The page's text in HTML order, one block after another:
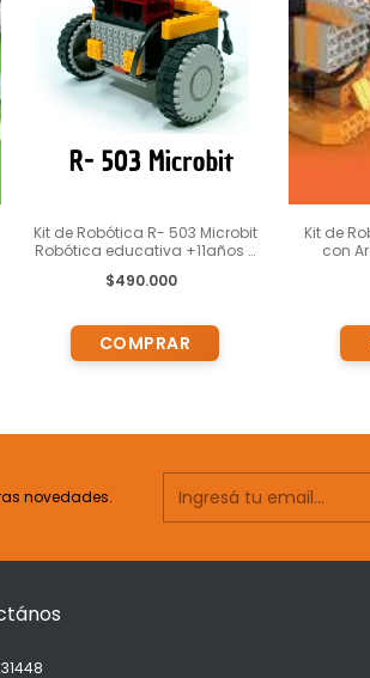
Kit de Robótica R- 503 Microbit
Robótica educativa +11años /
$490.000
Kit de
con
para
novedades.